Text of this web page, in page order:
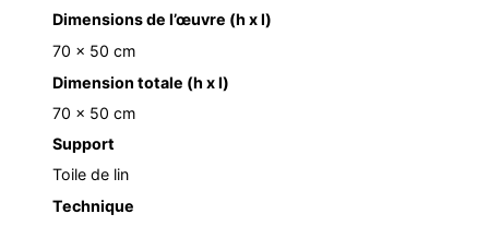
Dimensions de l’œuvre (h x l)
70 x 50 cm
Dimension totale (h x l)
70 x 50 cm
Support
Toile de lin
Technique